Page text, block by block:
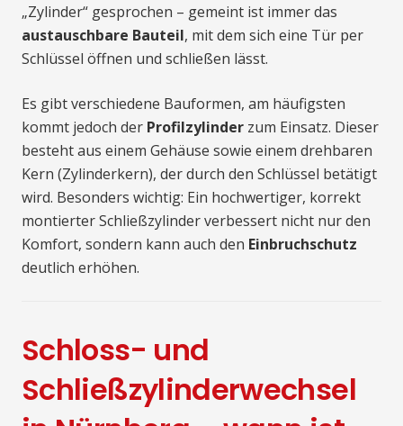
„Zylinder“ gesprochen – gemeint ist immer das
austauschbare Bauteil, mit dem sich eine Tür per
Schlüssel öffnen und schließen lässt.
Es gibt verschiedene Bauformen, am häufigsten
kommt jedoch der Profilzylinder zum Einsatz. Dieser
besteht aus einem Gehäuse sowie einem drehbaren
Kern (Zylinderkern), der durch den Schlüssel betätigt
wird. Besonders wichtig: Ein hochwertiger, korrekt
montierter Schließzylinder verbessert nicht nur den
Komfort, sondern kann auch den Einbruchschutz
deutlich erhöhen.
Schloss- und
Schließzylinderwechsel